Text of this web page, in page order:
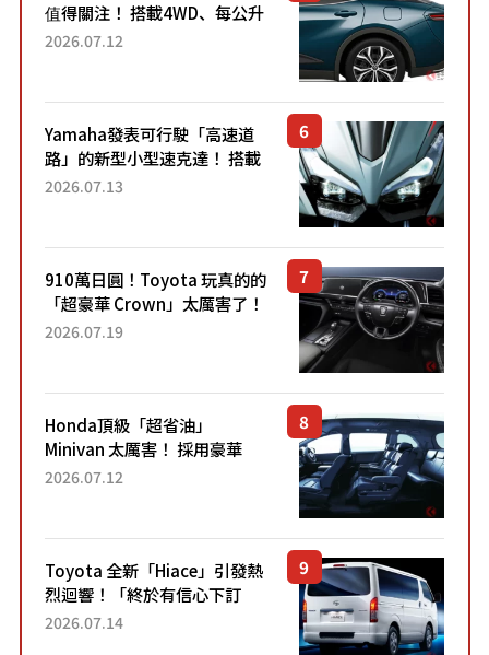
值得關注！ 搭載4WD、每公升
22.4公里低油耗表現超亮眼！
2026.07.12
Yamaha發表可行駛「高速道
路」的新型小型速克達！ 搭載
能享受超強勁「渦輪感」的動
2026.07.13
910萬日圓！Toyota 玩真的的
「超豪華 Crown」太厲害了！
採用由「匠人技藝」打造的
2026.07.19
Honda頂級「超省油」
Minivan 太厲害！ 採用豪華
「真皮座椅」與專屬「黑色內
「三...
2026.07.12
Toyota 全新「Hiace」引發熱
烈迴響！「終於有信心下訂
了！」「哪個等級交車最
2026.07.14